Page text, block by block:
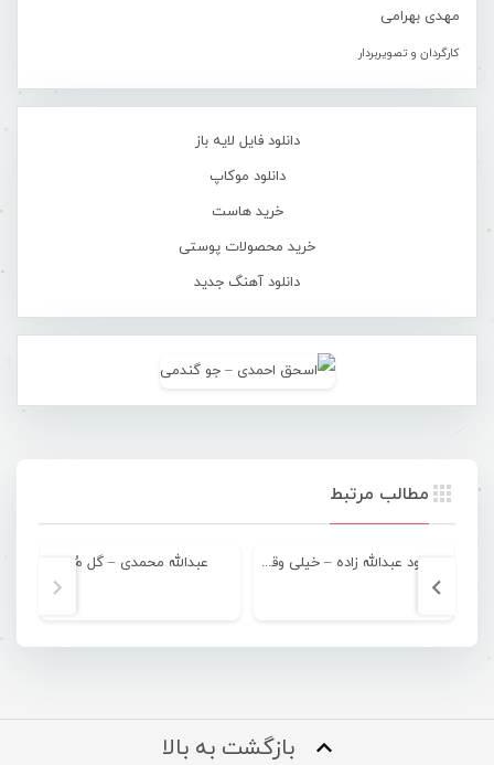
مهدی بهرامی
کارگردان و تصویربردار
دانلود فایل لایه باز
دانلود موکاپ
خرید هاست
خرید محصولات پوستی
دانلود آهنگ جدید
مطالب مرتبط
مسعود عبدالله زاده – خیلی وقتن عبدالله محمدی – گل مُ
بازگشت به بالا